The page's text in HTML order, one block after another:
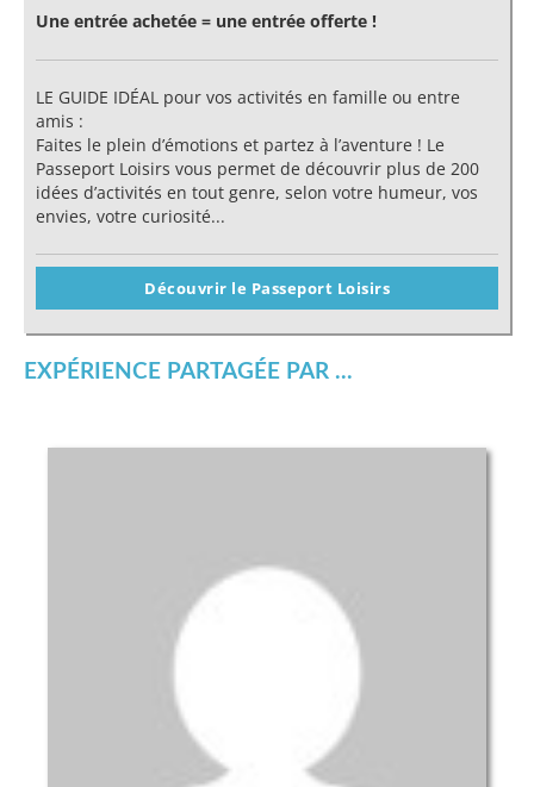
Une entrée achetée = une entrée offerte !
LE GUIDE IDÉAL pour vos activités en famille ou entre
amis :
Faites le plein d’émotions et partez à l’aventure ! Le
Passeport Loisirs vous permet de découvrir plus de 200
idées d’activités en tout genre, selon votre humeur, vos
envies, votre curiosité...
Découvrir le Passeport Loisirs
EXPÉRIENCE PARTAGÉE PAR ...